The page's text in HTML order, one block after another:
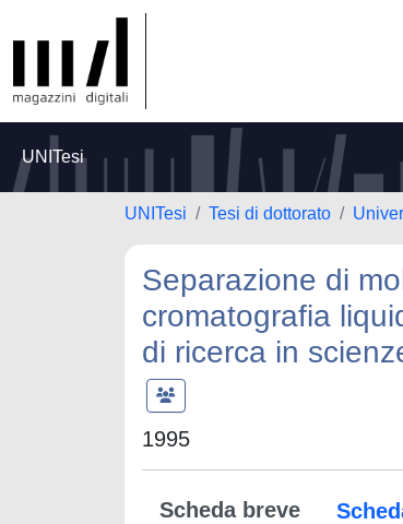
UNITesi
UNITesi Tesi di dottorato
Separazione di
cromatografia
di ricerca in
1995
Scheda breve